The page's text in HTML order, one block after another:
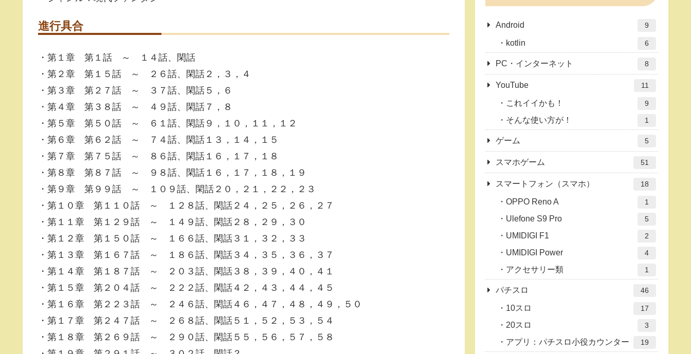
進行具合
・第１章 第１話 ～ １４話、閑話
・第２章 第１５話 ～ ２６話、閑話２，３，４
・第３章 第２７話 ～ ３７話、閑話５，６
・第４章 第３８話 ～ ４９話、閑話７，８
・第５章 第５０話 ～ ６１話、閑話９，１０，１１，１２
・第６章 第６２話 ～ ７４話、閑話１３，１４，１５
・第７章 第７５話 ～ ８６話、閑話１６，１７，１８
・第８章 第８７話 ～ ９８話、閑話１６，１７，１８，１９
・第９章 第９９話 ～ １０９話、閑話２０，２１，２２，２３
・第１０章 第１１０話 ～ １２８話、閑話２４，２５，２６，２７
・第１１章 第１２９話 ～ １４９話、閑話２８，２９，３０
・第１２章 第１５０話 ～ １６６話、閑話３１，３２，３３
・第１３章 第１６７話 ～ １８６話、閑話３４，３５，３６，３７
・第１４章 第１８７話 ～ ２０３話、閑話３８，３９，４０，４１
・第１５章 第２０４話 ～ ２２２話、閑話４２，４３，４４，４５
・第１６章 第２２３話 ～ ２４６話、閑話４６，４７，４８，４９，５０
・第１７章 第２４７話 ～ ２６８話、閑話５１，５２，５３，５４
・第１８章 第２６９話 ～ ２９０話、閑話５５，５６，５７，５８
Android 9
kotlin 6
PC・インターネット 8
YouTube 11
これイイかも！ 9
そんな使い方が！ 1
ゲーム 5
スマホゲーム 51
スマートフォン（スマホ） 18
OPPO Reno A 1
Ulefone S9 Pro 5
UMIDIGI F1 2
UMIDIGI Power 4
アクセサリー類 1
パチスロ 46
10スロ 17
20スロ 3
アプリ：パチスロ小役カウンター 19